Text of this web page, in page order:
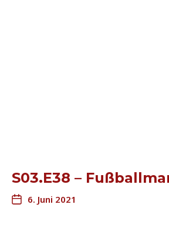
S03.E38 –
6. Juni 2021